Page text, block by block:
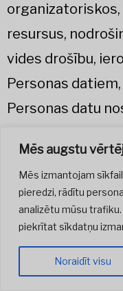
Mēs augstu
Mēs izmantojam
pieredzi, rādītu
analizētu mūsu
piekrītat sīkdatņu
Noraidīt visu
resursus,
vides drošību,
Personas
Personas datu
aizsardzību, datu
aizsardzības
arī Partnera
piekļuvi,